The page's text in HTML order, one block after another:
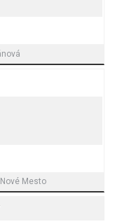
Mesto